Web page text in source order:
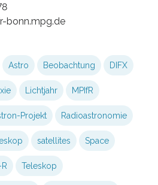
bonn.mpg.de
Astro Beobachtung DIFX
Lichtjahr MPIfR
Projekt Radioastronomie
satellites Space
Teleskop